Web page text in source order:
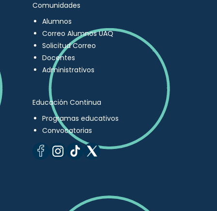
Comunidades
Alumnos
Correo Alumnos UAQ
Solicitud Correo
Docentes
Administrativos
Educación Continua
Programas educativos
Convocatorias